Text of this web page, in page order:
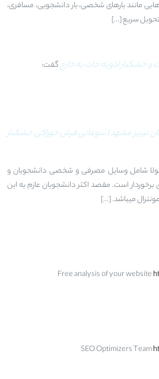
مانند بارهای شخصی، بار دانشجویی، مسافری،
سریع […]
و خشکبار ادویه جات به خارجگفت:
تبریز مشهد | سوغاتی فرش خوراکی خشکبار
شامل وسایل مصرفی و شخصی دانشجویان و
برخوردار است. مقصد اکثر دانشجویان عازم به این
میباشد. […]
Free analysis of your website
SEO Optimizers Team